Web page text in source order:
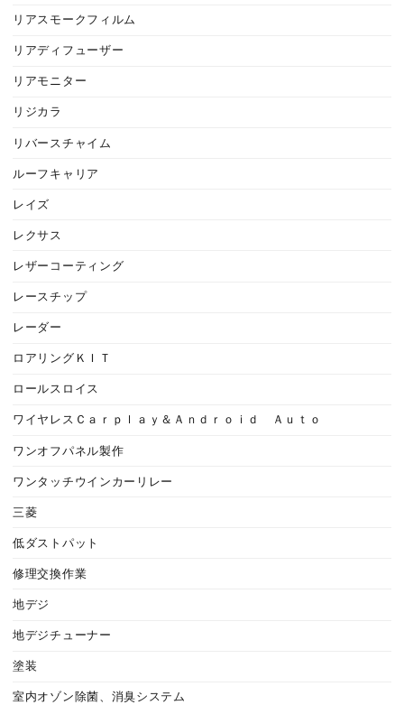
リアスモークフィルム
リアディフューザー
リアモニター
リジカラ
リバースチャイム
ルーフキャリア
レイズ
レクサス
レザーコーティング
レースチップ
レーダー
ロアリングＫＩＴ
ロールスロイス
ワイヤレスＣａｒｐｌａｙ＆Ａｎｄｒｏｉｄ Ａｕｔｏ
ワンオフパネル製作
ワンタッチウインカーリレー
三菱
低ダストパット
修理交換作業
地デジ
地デジチューナー
塗装
室内オゾン除菌、消臭システム